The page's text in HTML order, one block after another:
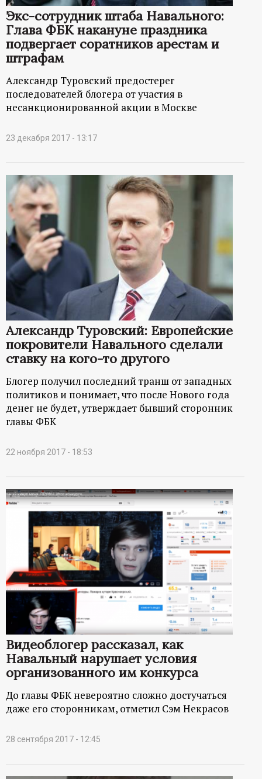
ц
и
о
н
й
п
о
р
а
л
Экс-сотрудник штаба Навального:
Глава ФБК накануне праздника
подвергает соратников арестам и
штрафам
Александр Туровский предостерег
последователей блогера от участия в
несанкционированной акции в Москве
23 декабря 2017 - 13:17
Александр Туровский: Европейские
покровители Навального сделали
ставку на кого-то другого
Блогер получил последний транш от западных
политиков и понимает, что после Нового года
денег не будет, утверждает бывший сторонник
главы ФБК
22 ноября 2017 - 18:53
Видеоблогер рассказал, как
Навальный нарушает условия
организованного им конкурса
До главы ФБК невероятно сложно достучаться
даже его сторонникам, отметил Сэм Некрасов
28 сентября 2017 - 12:45